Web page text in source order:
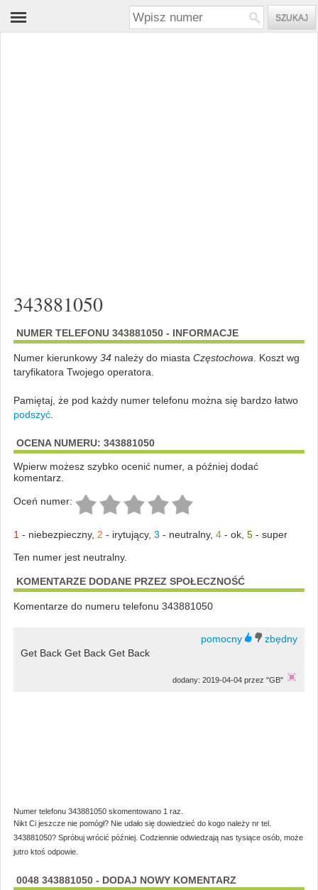
343881050
NUMER TELEFONU 343881050 - INFORMACJE
Numer kierunkowy 34należy do miasta Częstochowa . Koszt wg
taryfikatora Twojego operatora.
Pamiętaj, że pod każdy numer telefonu można się bardzo łatwo
podszyć.
OCENA NUMERU: 343881050
Wpierw możesz szybko ocenić numer, a później dodać
komentarz.
Oceń numer:
1 - niebezpieczny, 2 - irytujący, 3 - neutralny, 4- ok, 5- super
Ten numer jest neutralny.
KOMENTARZE DODANE PRZEZ SPOŁECZNOŚĆ
Komentarze do numeru telefonu 343881050
Get Back Get Back Get Back
dodany: 2019-04-04 przez "GB"
Numer telefonu 343881050 skomentowano 1 raz.
Nikt Ci jeszcze nie pomógł? Nie udało się dowiedzieć do kogo należy nr tel.
343881050? Spróbuj wrócić później. Codziennie odwiedzają nas tysiące osób, może
jutro ktoś odpowie.
0048 343881050 - DODAJ NOWY KOMENTARZ